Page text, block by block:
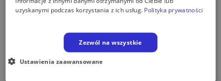
uzyskanymi podczas korzystania z ich usług. Polityka prywatności
Zezwól na wszystkie
Ustawienia zaawansowane